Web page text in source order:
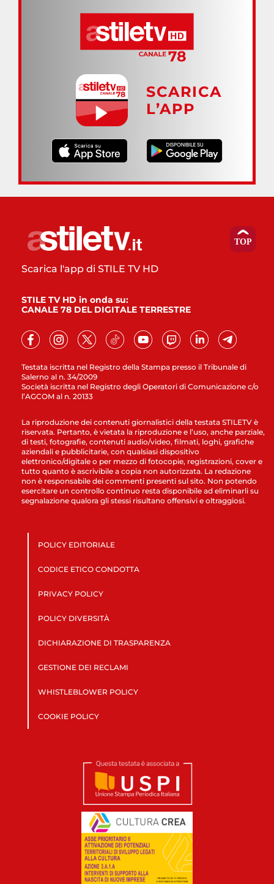
SCARICA
L’APP
Testata iscritta nel Registro della Stampa presso il Tribunale di
Salerno al n. 34/2009
Società iscritta nel Registro degli Operatori di Comunicazione c/o
l’AGCOM al n. 20133
Scarica l'app di STILE TV HD
STILE TV HD in onda su:
CANALE 78 DEL DIGITALE TERRESTRE
La riproduzione dei contenuti giornalistici della testata STILETV è
riservata. Pertanto, è vietata la riproduzione e l’uso, anche parziale,
di testi, fotografie, contenuti audio/video, filmati, loghi, grafiche
aziendali e pubblicitarie, con qualsiasi dispositivo
elettronico/digitale o per mezzo di fotocopie, registrazioni, cover e
tutto quanto è ascrivibile a copia non autorizzata. La redazione
non è responsabile dei commenti presenti sul sito. Non potendo
esercitare un controllo continuo resta disponibile ad eliminarli su
segnalazione qualora gli stessi risultano offensivi e oltraggiosi.
POLICY EDITORIALE
CODICE ETICO CONDOTTA
PRIVACY POLICY
POLICY DIVERSITÀ
DICHIARAZIONE DI TRASPARENZA
GESTIONE DEI RECLAMI
WHISTLEBLOWER POLICY
COOKIE POLICY